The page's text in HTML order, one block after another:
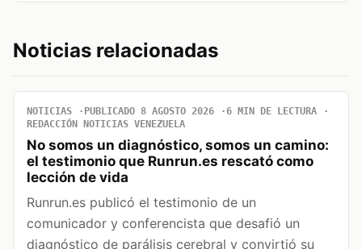
Noticias relacionadas
NOTICIAS PUBLICADO 8 AGOSTO 2026
6 MIN DE LECTURA
REDACCIÓN NOTICIAS VENEZUELA
No somos un diagnóstico, somos un camino:
el testimonio que Runrun.es rescató como
lección de vida
Runrun.es publicó el testimonio de un
comunicador y conferencista que desafió un
diagnóstico de parálisis cerebral y convirtió su